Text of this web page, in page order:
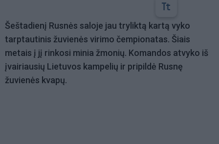
Šeštadienį Rusnės saloje jau tryliktą kartą vyko
tarptautinis žuvienės virimo čempionatas. Šiais
metais į jį rinkosi minia žmonių. Komandos atvyko iš
įvairiausių Lietuvos kampelių ir pripildė Rusnę
žuvienės kvapų.